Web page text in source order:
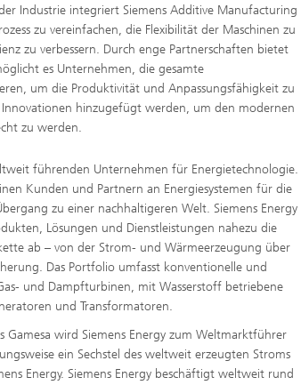
Industrie integriert Siemens Additive Manufacturing
zu vereinfachen, die Flexibilität der Maschinen zu
zu verbessern. Durch enge Partnerschaften bietet
es Unternehmen, die gesamte
um die Produktivität und Anpassungsfähigkeit zu
hinzugefügt werden, um den modernen
zu werden.
führenden Unternehmen für Energietechnologie.
Kunden und Partnern an Energiesystemen für die
zu einer nachhaltigeren Welt. Siemens Energy
Lösungen und Dienstleistungen nahezu die
ab – von der Strom- und Wärmeerzeugung über
Das Portfolio umfasst konventionelle und
und Dampfturbinen, mit Wasserstoff betriebene
und Transformatoren.
wird Siemens Energy zum Weltmarktführer
ein Sechstel des weltweit erzeugten Stroms
Energy. Siemens Energy beschäftigt weltweit rund